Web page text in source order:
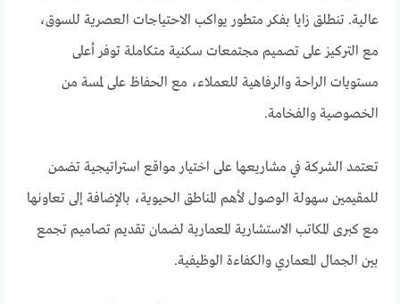
عالية. تنطلق زايا بفكر متطور يواكب الاحتياجات العصرية للسوق،
مع التركيز على تصميم مجتمعات سكنية متكاملة توفر أعلى
مستويات الراحة والرفاهية للعملاء، مع الحفاظ على لمسة من
الخصوصية والفخامة.
تعتمد الشركة في مشاريعها على اختيار مواقع استراتيجية تضمن
للمقيمين سهولة الوصول لأهم المناطق الحيوية، بالإضافة إلى تعاونها
مع كبرى المكاتب الاستشارية المعمارية لضمان تقديم تصاميم تجمع
بين الجمال المعماري والكفاءة الوظيفية.